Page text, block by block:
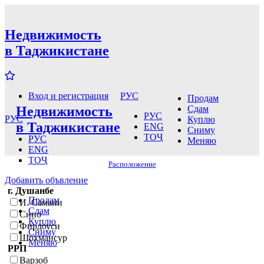
Недвижимость
в Таджикистане
Вход и регистрация
РУС
РУС
ENG
ТОҶ
Добавить объвление
Продам
Сдам
Куплю
Сниму
Меняю
Недвижимость
в Таджикистане
РУС
РУС
ENG
ТОҶ
Продам
Сдам
Куплю
Сниму
Меняю
Расположение
г. Душанбе
И. Самани
Сино
Фирдоуси
Шохмансур
РРП
Варзоб